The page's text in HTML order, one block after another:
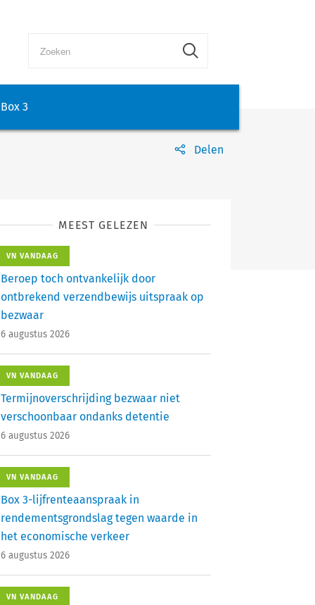
Box 3
Delen
MEEST GELEZEN
VN VANDAAG
Beroep toch ontvankelijk door
ontbrekend verzendbewijs uitspraak op
bezwaar
6 augustus 2026
VN VANDAAG
Termijnoverschrijding bezwaar niet
verschoonbaar ondanks detentie
6 augustus 2026
VN VANDAAG
Box 3-lijfrenteaanspraak in
rendementsgrondslag tegen waarde in
het economische verkeer
6 augustus 2026
VN VANDAAG